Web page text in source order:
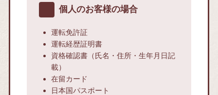
個人のお客様の場合
運転免許証
運転経歴証明書
資格確認書（氏名・住所・生年月日記
載）
在留カード
日本国パスポート